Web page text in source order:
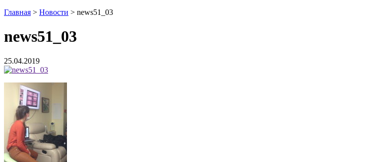
Главная > Новости > news51_03
news51_03
25.04.2019